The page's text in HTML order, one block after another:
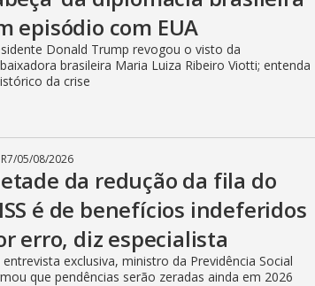
episódio com EUA
Donald Trump revogou o visto da
brasileira Maria Luiza Ribeiro Viotti; entenda
da crise
/05/08/2026
da redução da fila do
é de benefícios indeferidos
erro, diz especialista
entrevista exclusiva, ministro da Previdência Social
que pendências serão zeradas ainda em 2026